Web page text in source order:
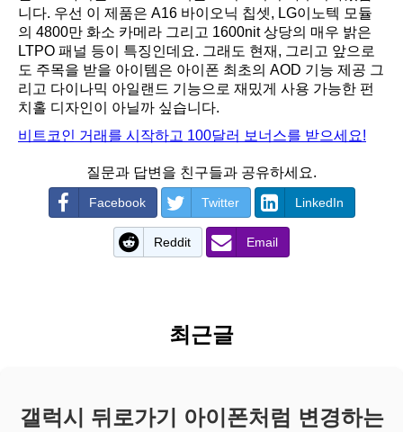
니다. 우선 이 제품은 A16 바이오닉 칩셋, LG이노텍 모듈
의 4800만 화소 카메라 그리고 1600nit 상당의 매우 밝은
LTPO 패널 등이 특징인데요. 그래도 현재, 그리고 앞으로
도 주목을 받을 아이템은 아이폰 최초의 AOD 기능 제공 그
리고 다이나믹 아일랜드 기능으로 재밌게 사용 가능한 펀
치홀 디자인이 아닐까 싶습니다.
비트코인 거래를 시작하고 100달러 보너스를 받으세요!
질문과 답변을 친구들과 공유하세요.
Facebook Twitter LinkedIn
Reddit Email
최근글
갤럭시 뒤로가기 아이폰처럼 변경하는